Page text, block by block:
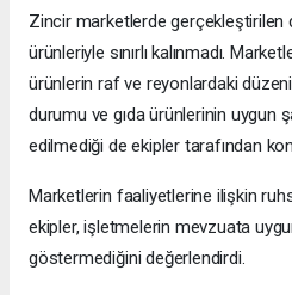
Zincir marketlerde gerçekleştirilen
ürünleriyle sınırlı kalınmadı.
ürünlerin raf ve reyonlardaki
durumu ve gıda ürünlerinin uygun
edilmediği de ekipler tarafından
Marketlerin faaliyetlerine ilişkin
ekipler, işletmelerin mevzuata
göstermediğini değerlendirdi.